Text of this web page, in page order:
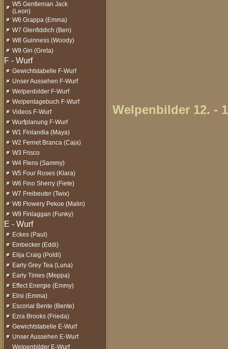
W5 Gentleman Jack
(Leon)
W6 Grappa (Emma)
W7 Glenfiddich (Ben)
W8 Guinness (Woody)
W9 Gin (Greta)
Gewichtstabelle F-Wurf
Unser Aussehen F-Wurf
Welpenbilder F-Wurf
Welpentagebuch F-Wurf
Videos F-Wurf
Wurfplanung F-Wurf
W1 Finlandia (Maya)
W2 Fernet Branca (Caja)
W3 Frisco
W4 Flens (Sammy)
W5 Four Roses (Klara)
W6 Fino Sherry (Fiete)
W7 Freibeuter (Twix)
W8 Flowery Pekoe (Malin)
W9 Finlaggan (Funky)
Eckes (Paul)
Einbecker (Eddi)
Elija Craig (Poldi)
Early Grey Tea (Luna)
Early Times (Meppa)
Effect Energie (Emmy)
Elisi (Emma)
Escorial Bente (Bente)
Ezra Brooks (Frieda)
Gewichtstabelle E-Wurf
Unser Aussehen E-Wurf
Welpenbilder E-Wurf
Welpenbilder 12. -